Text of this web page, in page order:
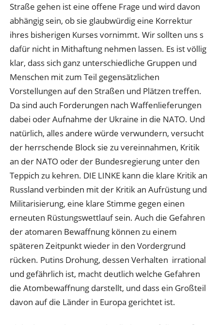
Straße gehen ist eine offene Frage und wird davon
abhängig sein, ob sie glaubwürdig eine Korrektur
ihres bisherigen Kurses vornimmt. Wir sollten uns s
dafür nicht in Mithaftung nehmen lassen. Es ist völlig
klar, dass sich ganz unterschiedliche Gruppen und
Menschen mit zum Teil gegensätzlichen
Vorstellungen auf den Straßen und Plätzen treffen.
Da sind auch Forderungen nach Waffenlieferungen
dabei oder Aufnahme der Ukraine in die NATO. Und
natürlich, alles andere würde verwundern, versucht
der herrschende Block sie zu vereinnahmen, Kritik
an der NATO oder der Bundesregierung unter den
Teppich zu kehren. DIE LINKE kann die klare Kritik an
Russland verbinden mit der Kritik an Aufrüstung und
Militarisierung, eine klare Stimme gegen einen
erneuten Rüstungswettlauf sein. Auch die Gefahren
der atomaren Bewaffnung können zu einem
späteren Zeitpunkt wieder in den Vordergrund
rücken. Putins Drohung, dessen Verhalten irrational
und gefährlich ist, macht deutlich welche Gefahren
die Atombewaffnung darstellt, und dass ein Großteil
davon auf die Länder in Europa gerichtet ist.